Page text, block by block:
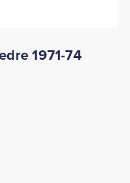
1971-74